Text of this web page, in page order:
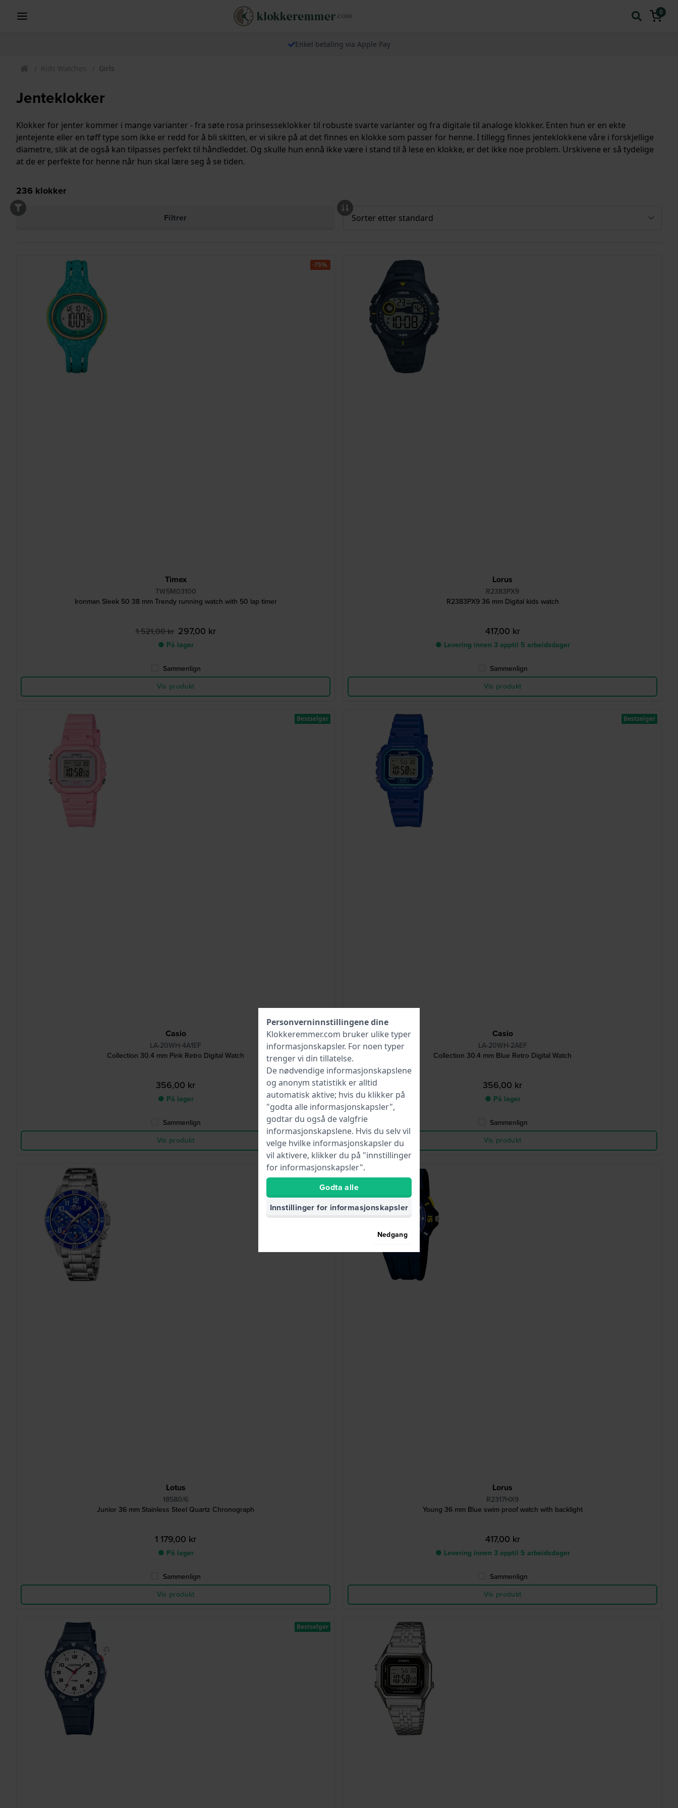
0
Enkel betaling via Apple Pay
Kids Watches Girls
Jenteklokker
Klokker for jenter kommer i mange varianter - fra søte rosa prinsesseklokker til robuste svarte varianter og fra digitale til analoge klokker. Enten hun er en ekte
jentejente eller en tøff type som ikke er redd for å bli skitten, er vi sikre på at det finnes en klokke som passer for henne. I tillegg finnes jenteklokkene våre i forskjellige
diametre, slik at de også kan tilpasses perfekt til håndleddet. Og skulle hun ennå ikke være i stand til å lese en klokke, er det ikke noe problem. Urskivene er så tydelige
at de er perfekte for henne når hun skal lære seg å se tiden.
236 klokker
Filtrer
Timex
TW5M03100
Ironman Sleek 50 38 mm Trendy running watch with 50 lap timer
1 521,00 kr 297,00 kr
● På lager
Sammenlign
Vis produkt
-75%.
Lorus
R2383PX9
R2383PX9 36 mm Digital kids watch
417,00 kr
● Levering innen 3 opptil 5 arbeidsdager
Sammenlign
Vis produkt
Casio
LA-20WH-4A1EF
Collection 30.4 mm Pink Retro Digital Watch
356,00 kr
● På lager
Sammenlign
Vis produkt
Bestselger
Casio
LA-20WH-2AEF
Collection 30.4 mm Blue Retro Digital Watch
356,00 kr
● På lager
Sammenlign
Vis produkt
Bestselger
Lotus
18580/6
Junior 36 mm Stainless Steel Quartz Chronograph
1 179,00 kr
● På lager
Sammenlign
Vis produkt
Lorus
R2317HX9
Young 36 mm Blue swim proof watch with backlight
417,00 kr
● Levering innen 3 opptil 5 arbeidsdager
Sammenlign
Vis produkt
Bestselger
Personverninnstillingene dine
Klokkeremmer.com bruker ulike typer
informasjonskapsler. For noen typer
trenger vi din tillatelse.
De nødvendige informasjonskapslene
og anonym statistikk er alltid
automatisk aktive; hvis du klikker på
"godta alle informasjonskapsler",
godtar du også de valgfrie
informasjonskapslene. Hvis du selv vil
velge hvilke informasjonskapsler du
vil aktivere, klikker du på "innstillinger
for informasjonskapsler".
Godta alle
Innstillinger for informasjonskapsler
Nedgang